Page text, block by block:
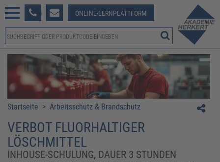
381-123 ONLINE-LERNPLATTFORM
Startseite > Arbeitsschutz & Brandschutz
VERBOT FLUORHALTIGER
LÖSCHMITTEL
INHOUSE-SCHULUNG, DAUER 3 STUNDEN